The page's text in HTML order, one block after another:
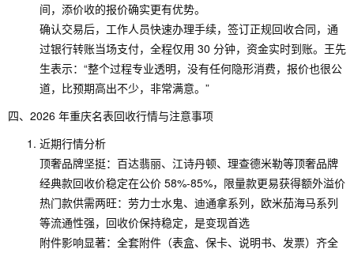
间，添价收的报价确实更有优势。
确认交易后，工作人员快速办理手续，签订正规回收合同，通
过银行转账当场支付，全程仅用 30 分钟，资金实时到账。王先
生表示：“整个过程专业透明，没有任何隐形消费，报价也很公
道，比预期高出不少，非常满意。”
四、2026 年重庆名表回收行情与注意事项
近期行情分析
顶奢品牌坚挺：百达翡丽、江诗丹顿、理查德米勒等顶奢品牌
经典款回收价稳定在公价 58%-85%，限量款更易获得额外溢价
热门款供需两旺：劳力士水鬼、迪通拿系列，欧米茄海马系列
等流通性强，回收价保持稳定，是变现首选
附件影响显著：全套附件（表盒、保卡、说明书、发票）齐全